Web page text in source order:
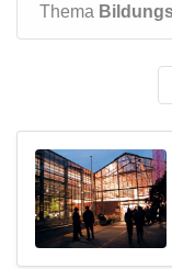
Thema